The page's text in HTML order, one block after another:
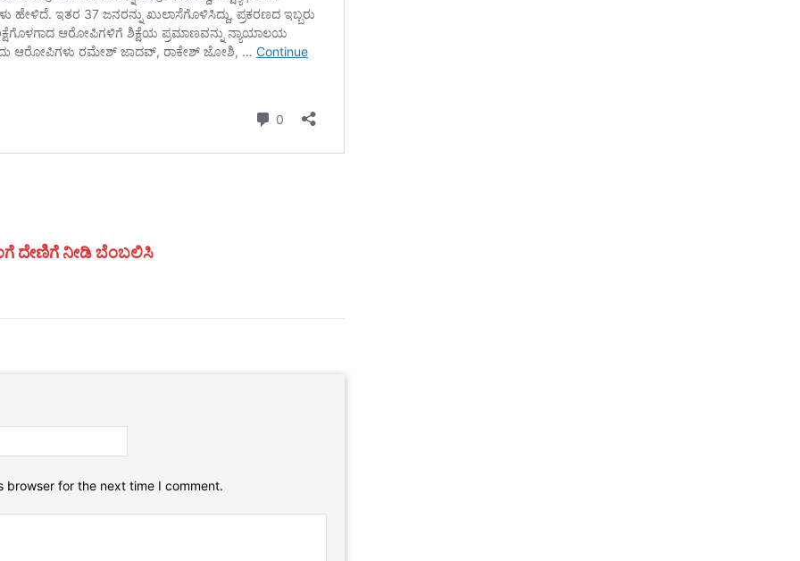
ದೇಣಿಗೆ ನೀಡಿ ಬೆಂಬಲಿಸಿ
browser for the next time I comment.